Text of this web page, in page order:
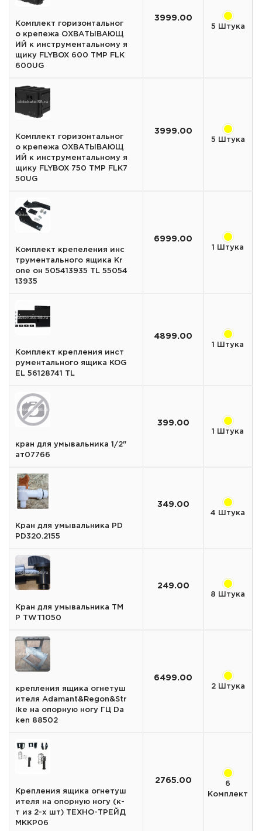
Комплект горизонтальног
о крепежа ОХВАТЫВАЮЩ
ИЙ к инструментальному я
щику FLYBOX 600 TMP FLK
600UG
3999.00
5 Штука
Комплект горизонтальног
о крепежа ОХВАТЫВАЮЩ
ИЙ к инструментальному я
щику FLYBOX 750 TMP FLK7
50UG
3999.00
5 Штука
Комплект крепеления инс
трументального ящика Kr
one он 505413935 TL 55054
13935
6999.00
1 Штука
Комплект крепления инст
рументального ящика KOG
EL 56128741 TL
4899.00
1 Штука
кран для умывальника 1/2"
ат07766
399.00
1 Штука
Кран для умывальника PD
PD320.2155
349.00
4 Штука
Кран для умывальника TM
P TWT1050
249.00
8 Штука
крепления ящика огнетуш
ителя Adamant&Regon&Str
ike на опорную ногу ГЦ Da
ken 88502
6499.00
2 Штука
Крепления ящика огнетуш
ителя на опорную ногу (к-
т из 2-х шт) ТЕХНО-ТРЕЙД
МККР06
2765.00
6
Комплект